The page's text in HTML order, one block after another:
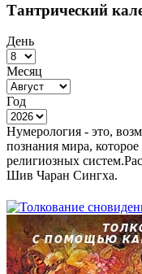
Тантрический
День
Месяц
Год
Нумерология - это,
познания мира,
религиозных
Шив Чаран Сингха.